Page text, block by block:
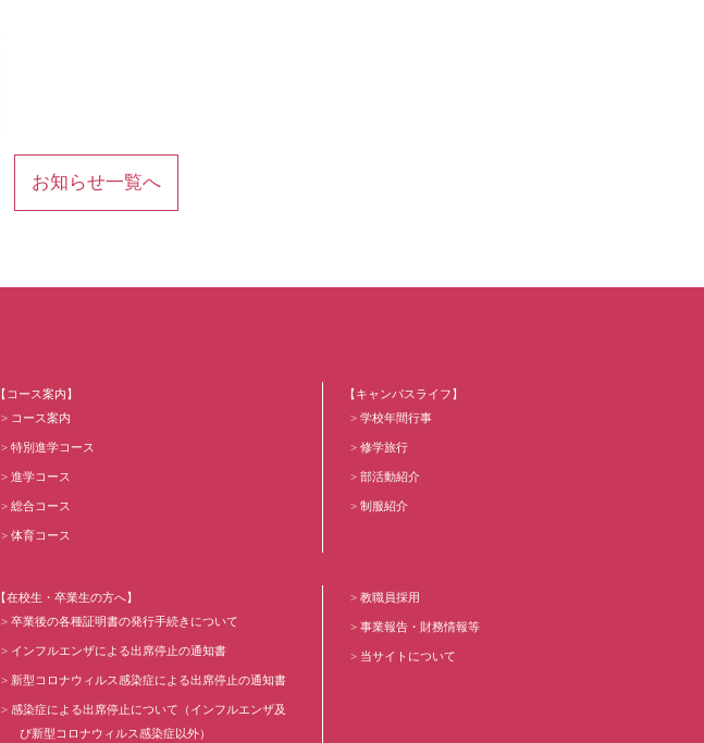
お知らせ一覧へ
【コース案内】
コース案内
特別進学コース
進学コース
総合コース
体育コース
【キャンパスライフ】
学校年間行事
修学旅行
部活動紹介
制服紹介
【在校生・卒業生の方へ】
卒業後の各種証明書の発行手続きについて
インフルエンザによる出席停止の通知書
新型コロナウィルス感染症による出席停止の通知書
感染症による出席停止について（インフルエンザ及
び新型コロナウィルス感染症以外）
教職員採用
事業報告・財務情報等
当サイトについて